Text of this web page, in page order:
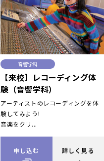
音響学科
【来校】レコーディング体
験（音響学科）
アーティストのレコーディングを体
験してみよう!
音楽をクリ...
申し込む 詳しく見る